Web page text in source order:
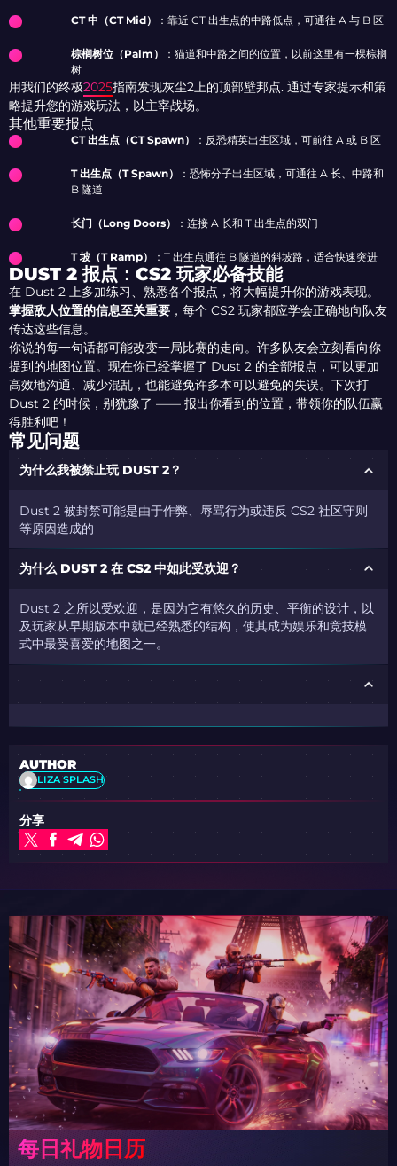
CT 中（CT Mid） ：靠近 CT 出生点的中路低点，可通往 A 与 B 区
棕榈树位（Palm）
：猫道和中路之间的位置，以前这里有一棵棕榈
树
用我们的终极2025指南发现灰尘2上的顶部壁邦点. 通过专家提示和策
略提升您的游戏玩法，以主宰战场。
其他重要报点
CT 出生点（CT Spawn） ：反恐精英出生区域，可前往 A 或 B 区
T 出生点（T Spawn）
：恐怖分子出生区域，可通往 A 长、中路和
B 隧道
长门（Long Doors） ：连接 A 长和 T 出生点的双门
T 坡（T Ramp） ：T 出生点通往 B 隧道的斜坡路，适合快速突进
DUST 2 报点：CS2 玩家必备技能
在 Dust 2 上多加练习、熟悉各个报点，将大幅提升你的游戏表现。
掌握敌人位置的信息至关重要 ，每个 CS2 玩家都应学会正确地向队友
传达这些信息。
你说的每一句话都可能改变一局比赛的走向。许多队友会立刻看向你
提到的地图位置。现在你已经掌握了 Dust 2 的全部报点，可以更加
高效地沟通、减少混乱，也能避免许多本可以避免的失误。 下次打
Dust 2 的时候，别犹豫了 —— 报出你看到的位置，带领你的队伍赢
得胜利吧！
常见问题
为什么我被禁止玩 DUST 2？
Dust 2 被封禁可能是由于作弊、辱骂行为或违反 CS2 社区守则
等原因造成的
为什么 DUST 2 在 CS2 中如此受欢迎？
Dust 2 之所以受欢迎，是因为它有悠久的历史、平衡的设计，以
及玩家从早期版本中就已经熟悉的结构，使其成为娱乐和竞技模
式中最受喜爱的地图之一。
AUTHOR
LIZA SPLASH
分享
每日礼物日历